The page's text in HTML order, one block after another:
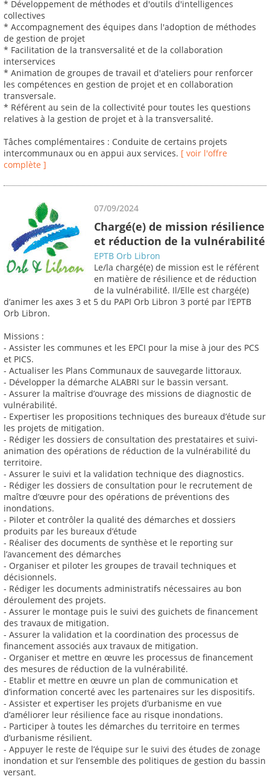
* Développement de méthodes et d'outils d'intelligences
collectives
* Accompagnement des équipes dans l'adoption de méthodes
de gestion de projet
* Facilitation de la transversalité et de la collaboration
interservices
* Animation de groupes de travail et d'ateliers pour renforcer
les compétences en gestion de projet et en collaboration
transversale.
* Référent au sein de la collectivité pour toutes les questions
relatives à la gestion de projet et à la transversalité.
Tâches complémentaires : Conduite de certains projets
intercommunaux ou en appui aux services. [ voir l'offre
complète ]
07/09/2024
Chargé(e) de mission résilience
et réduction de la vulnérabilité
EPTB Orb Libron
Le/la chargé(e) de mission est le référent
en matière de résilience et de réduction
de la vulnérabilité́. Il/Elle est chargé(e)
d’animer les axes 3 et 5 du PAPI Orb Libron 3 porté par l’EPTB
Orb Libron.
Missions :
- Assister les communes et les EPCI pour la mise à jour des PCS
et PICS.
- Actualiser les Plans Communaux de sauvegarde littoraux.
- Développer la démarche ALABRI sur le bassin versant.
- Assurer la maîtrise d’ouvrage des missions de diagnostic de
vulnérabilité.
- Expertiser les propositions techniques des bureaux d’étude sur
les projets de mitigation.
- Rédiger les dossiers de consultation des prestataires et suivi-
animation des opérations de réduction de la vulnérabilité du
territoire.
- Assurer le suivi et la validation technique des diagnostics.
- Rédiger les dossiers de consultation pour le recrutement de
maître d’œuvre pour des opérations de préventions des
inondations.
- Piloter et contrôler la qualité des démarches et dossiers
produits par les bureaux d’étude
- Réaliser des documents de synthèse et le reporting sur
l’avancement des démarches
- Organiser et piloter les groupes de travail techniques et
décisionnels.
- Rédiger les documents administratifs nécessaires au bon
déroulement des projets.
- Assurer le montage puis le suivi des guichets de financement
des travaux de mitigation.
- Assurer la validation et la coordination des processus de
financement associés aux travaux de mitigation.
- Organiser et mettre en œuvre les processus de financement
des mesures de réduction de la vulnérabilité.
- Etablir et mettre en œuvre un plan de communication et
d’information concerté avec les partenaires sur les dispositifs.
- Assister et expertiser les projets d’urbanisme en vue
d’améliorer leur résilience face au risque inondations.
- Participer à toutes les démarches du territoire en termes
d’urbanisme résilient.
- Appuyer le reste de l’équipe sur le suivi des études de zonage
inondation et sur l’ensemble des politiques de gestion du bassin
versant.